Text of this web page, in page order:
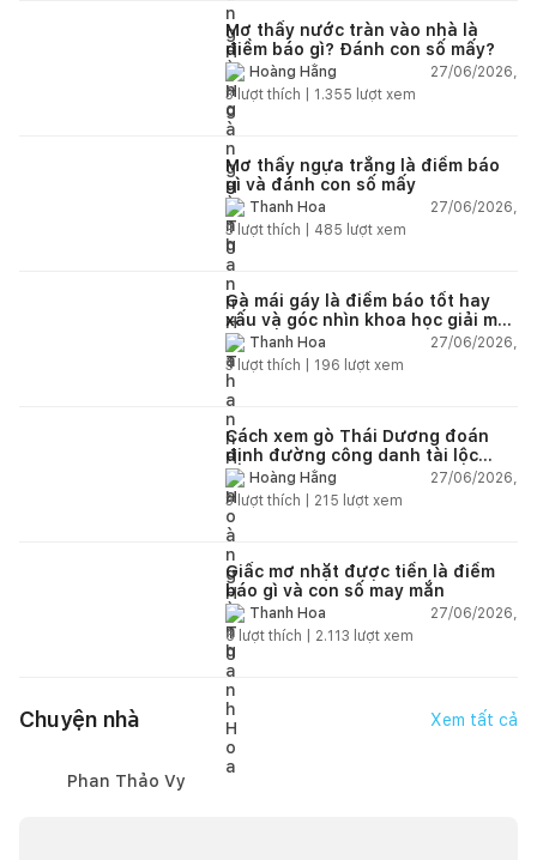
Mơ thấy nước tràn vào nhà là
điềm báo gì? Đánh con số mấy?
Hoàng Hằng
27/06/2026,
3lượt thích | 1.355 lượt xem
Mơ thấy ngựa trắng là điềm báo
gì và đánh con số mấy
Thanh Hoa
27/06/2026,
3lượt thích | 485 lượt xem
Gà mái gáy là điềm báo tốt hay
xấu và góc nhìn khoa học giải mã
chi tiết
Thanh Hoa
27/06/2026,
3lượt thích | 196 lượt xem
Cách xem gò Thái Dương đoán
định đường công danh tài lộc
theo nhân tướng học
Hoàng Hằng
27/06/2026,
3lượt thích | 215 lượt xem
Giấc mơ nhặt được tiền là điềm
báo gì và con số may mắn
Thanh Hoa
27/06/2026,
6 lượt thích | 2.113 lượt xem
Chuyện nhà Xem tất cả
Phan Thảo Vy